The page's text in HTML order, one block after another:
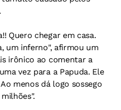
Quero chegar em casa.
um inferno", afirmou um
irônico ao comentar a
vez para a Papuda. Ele
menos dá logo sossego